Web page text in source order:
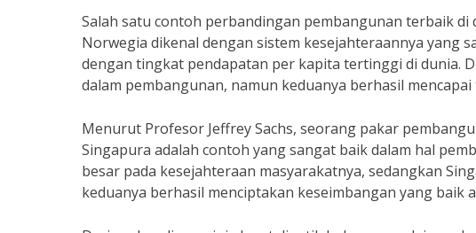
Salah satu contoh perbandingan pembangunan terbaik
Norwegia dikenal dengan sistem kesejahteraannya yang
dengan tingkat pendapatan per kapita tertinggi di dunia.
dalam pembangunan, namun keduanya berhasil
Menurut Profesor Jeffrey Sachs, seorang pakar
Singapura adalah contoh yang sangat baik dalam hal
besar pada kesejahteraan masyarakatnya, sedangkan
keduanya berhasil menciptakan keseimbangan yang baik